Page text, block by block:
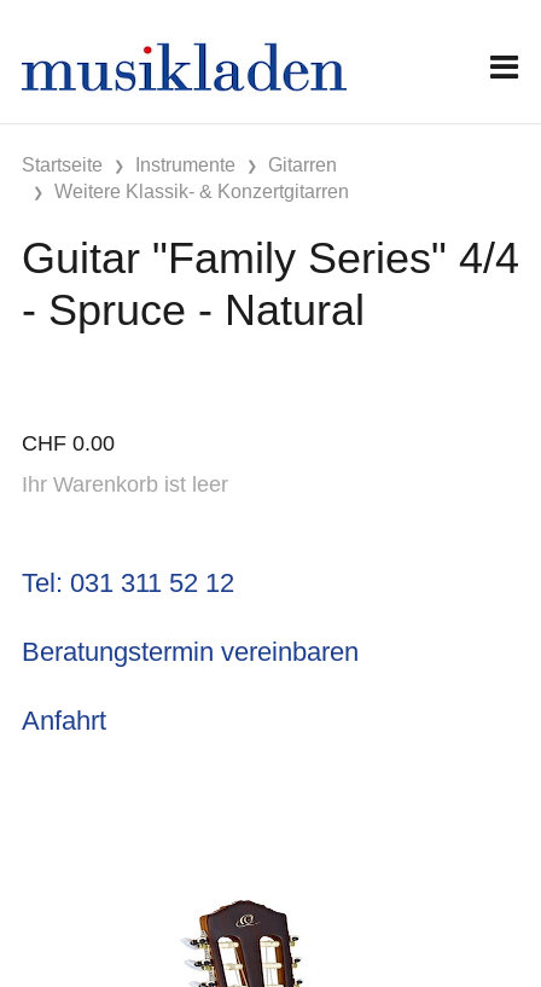
Startseite Instrumente
Gitarren
Weitere Klassik- & Konzertgitarren
Guitar "Family Series" 4/4
- Spruce - Natural
CHF 0.00
Ihr Warenkorb ist leer
Tel: 031 311 52 12
Beratungstermin vereinbaren
Anfahrt